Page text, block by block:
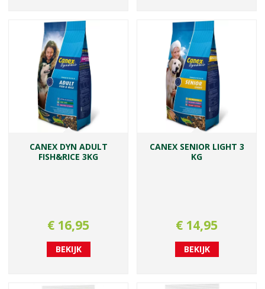
CANEX DYN ADULT
FISH&RICE 3KG
€ 16,95
BEKIJK
CANEX SENIOR LIGHT 3
KG
€ 14,95
BEKIJK